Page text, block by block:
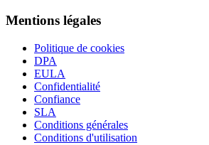
Mentions légales
Politique de cookies
DPA
EULA
Confidentialité
Confiance
SLA
Conditions générales
Conditions d'utilisation